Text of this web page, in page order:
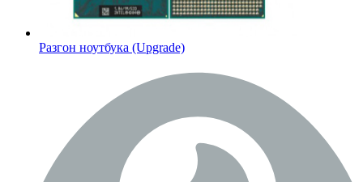
Разгон ноутбука (Upgrade)